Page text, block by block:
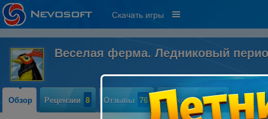
Скачать игры
Веселая ферма. Ледниковый
Обзор Рецензии 8 Отзывы 76 Прохождение 6